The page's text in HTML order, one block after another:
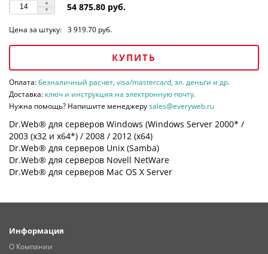
54 875.80 руб.
Цена за штуку: 3 919.70 руб.
КУПИТЬ
Оплата:безналичный расчет, visa/mastercard, эл. деньги и др.
Доставка: ключ и инструкция на электронную почту.
Нужна помощь? Напишите менеджеруsales@everyweb.ru
Dr.Web® для серверов Windows (Windows Server 2000* /
2003 (х32 и х64*) / 2008 / 2012 (х64)
Dr.Web® для серверов Unix (Samba)
Dr.Web® для серверов Novell NetWare
Dr.Web® для серверов Mac OS X Server
Информация
О Компании